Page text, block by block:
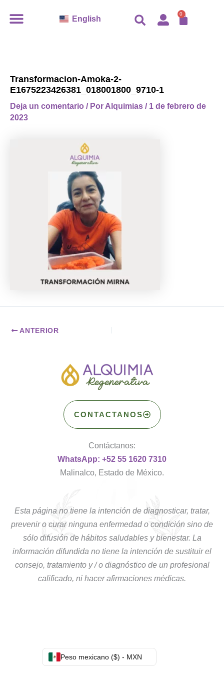
English 0
Transformacion-Amoka-2-
E1675223426381_018001800_9710-1
Deja un comentario / Por Alquimias / 1 de febrero de
2023
ANTERIOR
CONTACTANOS
Contáctanos:
WhatsApp: +52 55 1620 7310
Malinalco, Estado de México.
Esta página no tiene la intención de diagnosticar, tratar,
prevenir o curar ninguna enfermedad o condición sino de
sólo difusión de hábitos saludables y bienestar. La
información difundida no tiene la intención de sustituir el
consejo, tratamiento y / o diagnóstico de un profesional
calificado, ni hacer afirmaciones médicas.
Peso mexicano ($) - MXN